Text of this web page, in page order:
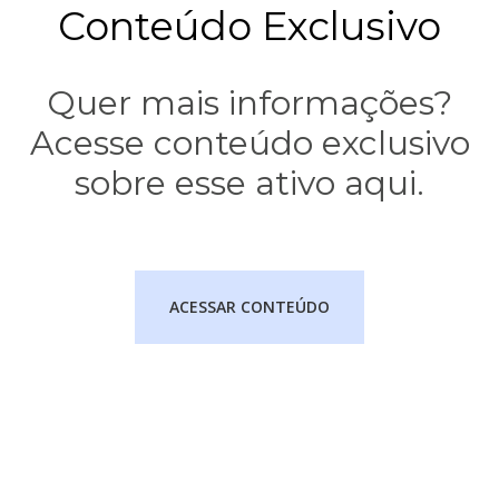
Conteúdo Exclusivo
Quer mais informações?
Acesse conteúdo exclusivo
sobre esse ativo aqui.
ACESSAR CONTEÚDO